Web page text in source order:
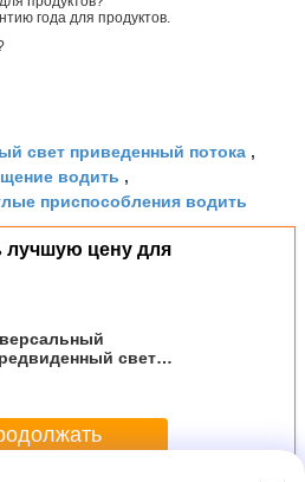
года для продуктов.
свет приведенный потока ,
водить ,
приспособления водить
лучшую цену для
свет